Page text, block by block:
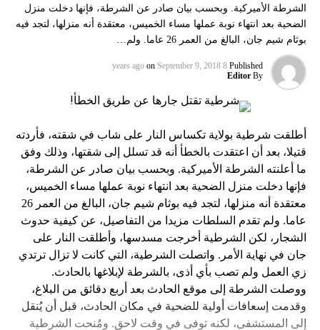
الشرطة الأميركية. وبحسب بيان صادر عن الشرطة، فإنها دخلت منزل
الضحية بعد انتهاء نوبة عملها مساء الخميس، معتقدة أنه منزلها، لتجد فيه
بوثام شيم جان، البالغ من العمر 26 عاما. ولم…
Published
8 years ago
on September 9, 2018
By
Editor
أطلقت شرطية بولاية تكساس النار على شاب في شقته، فأردته
قتيلا، بعد أن اعتقدت بالخطأ أنه قد تسلل إلى شقتها، وذلك وفق
ما أعلنته الشرطة الأميركية. وبحسب بيان صادر عن الشرطة،
فإنها دخلت منزل الضحية بعد انتهاء نوبة عملها مساء الخميس،
معتقدة أنه منزلها، لتجد فيه بوثام شيم جان، البالغ من العمر 26
عاما. ولم تقدم السلطات مزيدا من التفاصيل، عن كيفية حدوث
الشجار، لكن الشرطية أخرجت مسدسها، وأطلقت النار على
جان في نهاية الأمر. واتصلت الشرطية، التي كانت لا تزال ترتدي
زي العمل ولم تصب بأي أذى، بالشرطة لإبلاغها بالحادث.
ووصلت الشرطة إلى موقع الحادث بعد أربع دقائق من البلاغ،
وقدمت إسعافات أولية للضحية في مكان الحادث، قبل أن يُنقل
إلى المستشفى، لكنه توفى في وقت لاحق. ومُنحت الشرطية